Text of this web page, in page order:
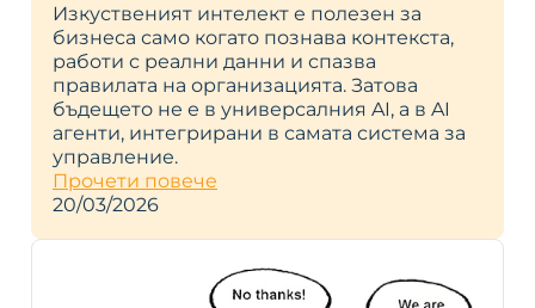
Изкуственият интелект е полезен за
бизнеса само когато познава контекста,
работи с реални данни и спазва
правилата на организацията. Затова
бъдещето не е в универсалния AI, а в AI
агенти, интегрирани в самата система за
управление.
Прочети повече
20/03/2026